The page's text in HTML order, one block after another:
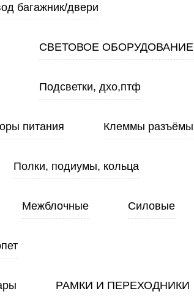
багажник/двери
СВЕТОВОЕ ОБОРУДОВАНИЕ
Подсветки, дхо,птф
питания Клеммы разъёмы
Полки, подиумы, кольца
Межблочные Силовые
РАМКИ И ПЕРЕХОДНИКИ